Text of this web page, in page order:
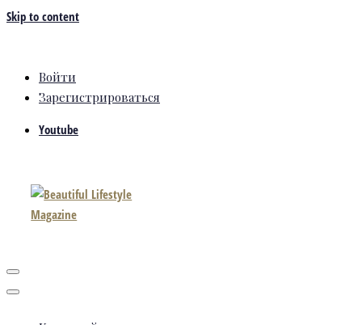
Skip to content
Войти
Зарегистрироваться
Youtube